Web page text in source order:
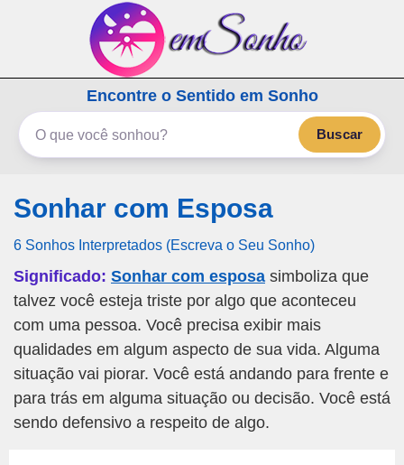
emSonho.com
Os sonhos significam mais
Encontre o Sentido em Sonho
Buscar
Sonhar com Esposa
6 Sonhos Interpretados (Escreva o Seu Sonho)
Significado: Sonhar com esposa simboliza que
talvez você esteja triste por algo que aconteceu
com uma pessoa. Você precisa exibir mais
qualidades em algum aspecto de sua vida. Alguma
situação vai piorar. Você está andando para frente e
para trás em alguma situação ou decisão. Você está
sendo defensivo a respeito de algo.